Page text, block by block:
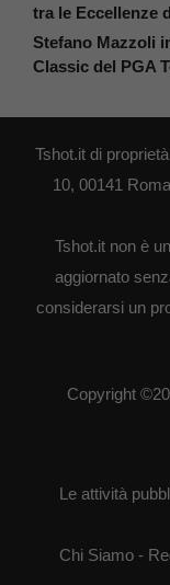
tra le Eccellenze
Stefano Mazzoli
Classic del PGA
Tshot.it di
10, 00141
Tshot.it non è
aggiornato
considerarsi un
Copyright
Le attività
Chi Siamo-